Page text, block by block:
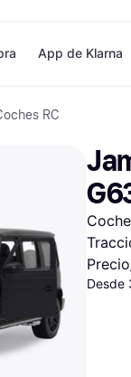
Formas de pago
Paga en 3 plazos
Paga en 30 días
Financiación
Klarna en Apple
Tiendas
Zalando Prive
JD Sports
Directorio de
App de Klarna
RC
Precio
Desde